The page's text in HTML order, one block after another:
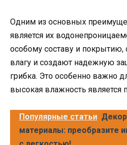
Одним из основных
является их
особому составу и
влагу и создают надежную
грибка. Это особенно важно
высокая влажность является
Популярные статьи
материалы: преобразите